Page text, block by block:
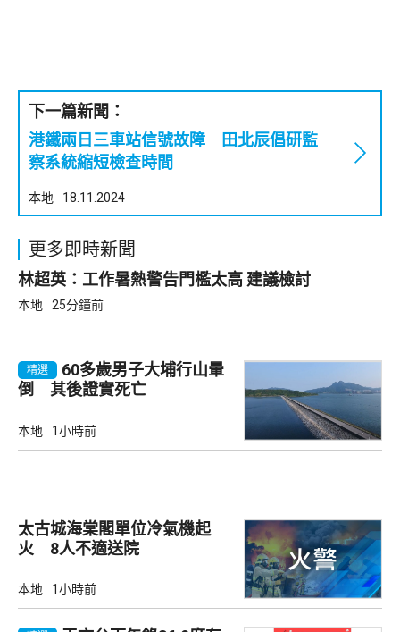
下一篇新聞：
港鐵兩日三車站信號故障 田北辰倡研監
察系統縮短檢查時間
本地 18.11.2024
更多即時新聞
林超英：工作暑熱警告門檻太高 建議檢討
本地 25分鐘前
精選
60多歲男子大埔行山暈
倒 其後證實死亡
本地 1小時前
太古城海棠閣單位冷氣機起
火 8人不適送院
本地 1小時前